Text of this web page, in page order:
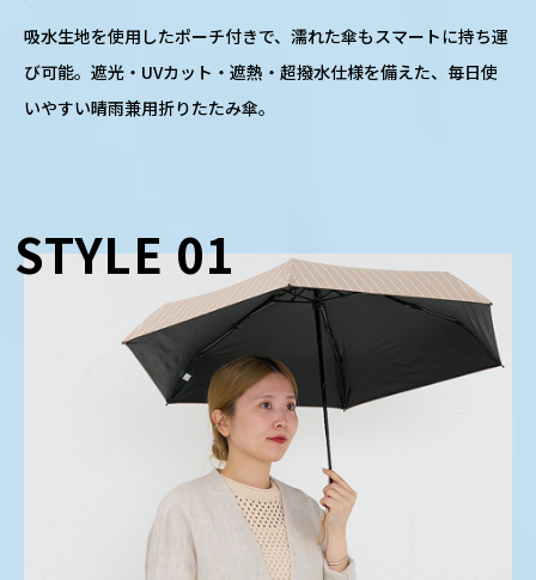
吸水生地を使用したポーチ付きで、濡れた傘もスマートに持ち運
び可能。遮光・UVカット・遮熱・超撥水仕様を備えた、毎日使
いやすい晴雨兼用折りたたみ傘。
STYLE 01